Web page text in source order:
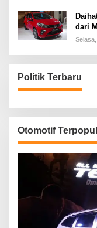
dari
Politik Terbaru
Otomotif